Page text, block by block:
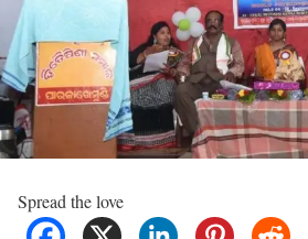
Spread the love